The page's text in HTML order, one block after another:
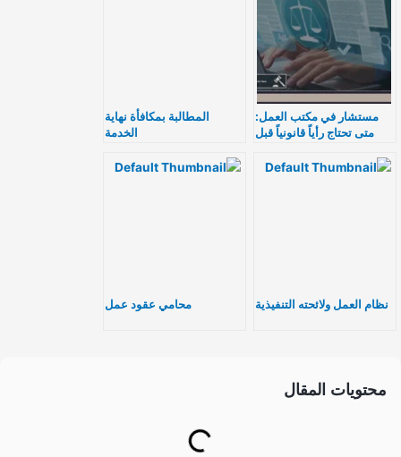
مستشار في مكتب العمل:
متى تحتاج رأياً قانونياً قبل
المطالبة بمكافأة نهاية
الخدمة
نظام العمل ولائحته التنفيذية محامي عقود عمل
محتويات المقال